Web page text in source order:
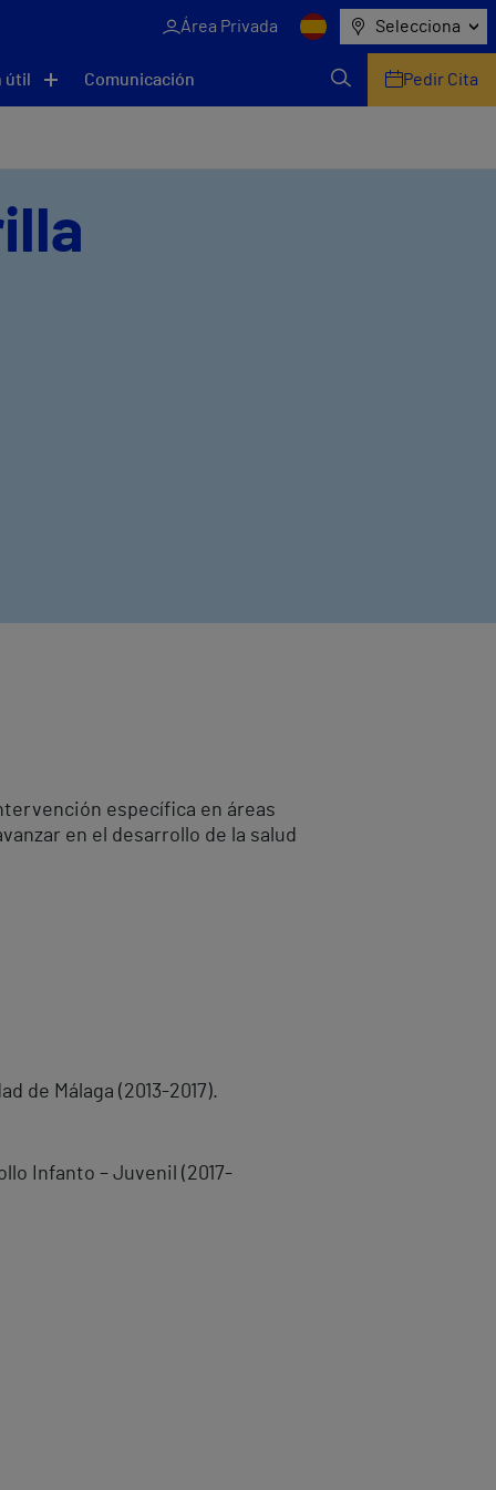
Área Privada Selecciona
útil Comunicación Pedir Cita
específica en áreas
en el desarrollo de la salud
de Málaga (2013-2017).
Infanto – Juvenil (2017-